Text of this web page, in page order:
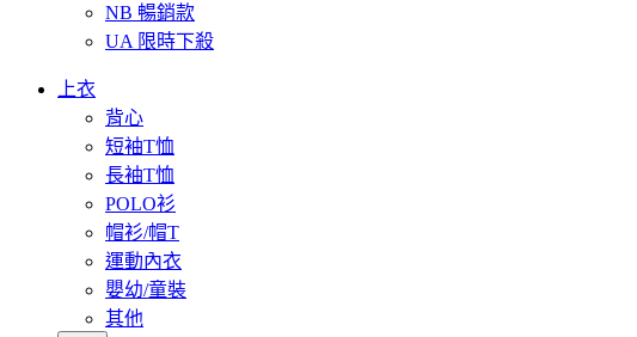
NB 暢銷款
UA 限時下殺
上衣
背心
短袖T恤
長袖T恤
POLO衫
帽衫/帽T
運動內衣
嬰幼/童裝
其他